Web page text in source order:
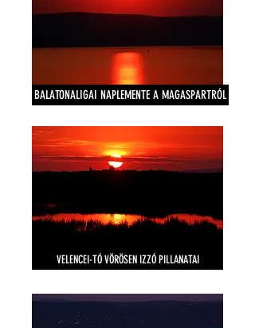
BALATONALIGAI NAPLEMENTE A MAGASPARTRÓL
VELENCEI-TÓ VÖRÖSEN IZZÓ PILLANATAI